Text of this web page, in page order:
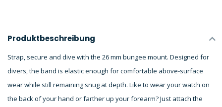
Produktbeschreibung
Strap, secure and dive with the 26 mm bungee mount. Designed for
divers, the band is elastic enough for comfortable above-surface
wear while still remaining snug at depth. Like to wear your watch on
the back of your hand or farther up your forearm? Just attach the